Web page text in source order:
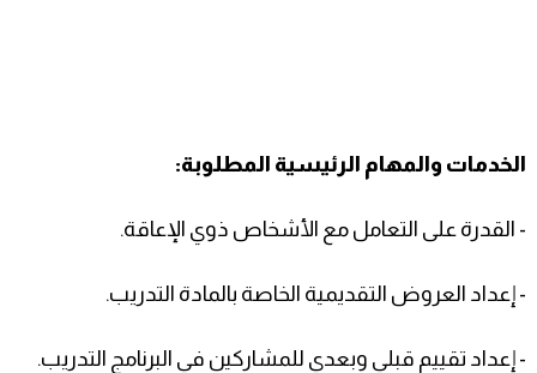
الخدمات والمهام الرئيسية المطلوبة:
- القدرة على التعامل مع الأشخاص ذوي الإعاقة.
- إعداد العروض التقديمية الخاصة بالمادة التدريب.
- إعداد تقييم قبلي وبعدي للمشاركين في البرنامج التدريب.